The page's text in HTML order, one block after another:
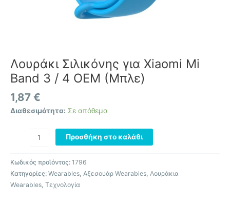
Λουράκι Σιλικόνης για Xiaomi Mi
Band 3 / 4 OEM (Μπλε)
1,87 €
Διαθεσιμότητα: Σε απόθεμα
Προσθήκη στο καλάθι
Κωδικός προϊόντος: 1796
Κατηγορίες: Wearables, Αξεσουάρ Wearables, Λουράκια
Wearables, Τεχνολογία